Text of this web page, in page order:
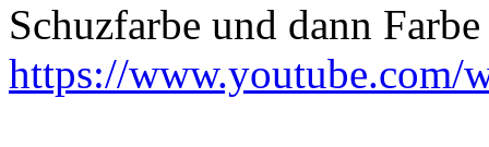
Schuzfarbe und dann
https://